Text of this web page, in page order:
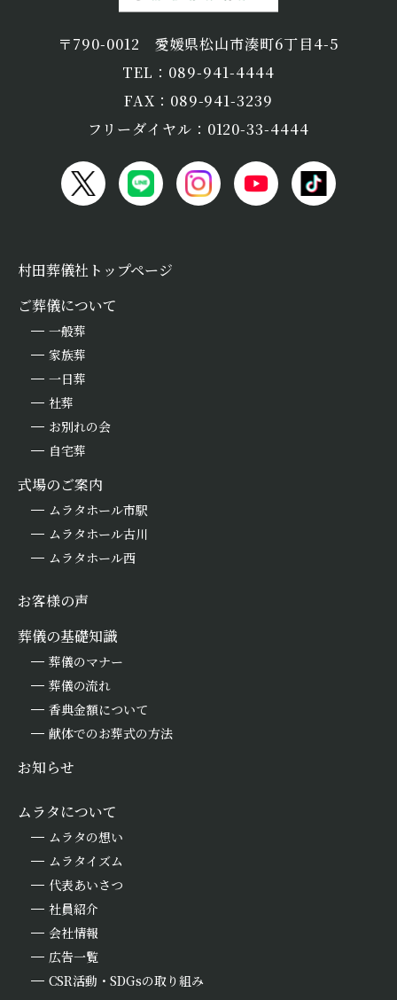
〒790-0012 愛媛県松山市湊町6丁目4-5
TEL：089-941-4444
FAX：089-941-3239
フリーダイヤル：0120-33-4444
村田葬儀社トップページ
ご葬儀について
一般葬
家族葬
一日葬
社葬
お別れの会
自宅葬
式場のご案内
ムラタホール市駅
ムラタホール古川
ムラタホール西
お客様の声
葬儀の基礎知識
葬儀のマナー
葬儀の流れ
香典金額について
献体でのお葬式の方法
お知らせ
ムラタについて
ムラタの想い
ムラタイズム
代表あいさつ
社員紹介
会社情報
広告一覧
CSR活動・SDGsの取り組み